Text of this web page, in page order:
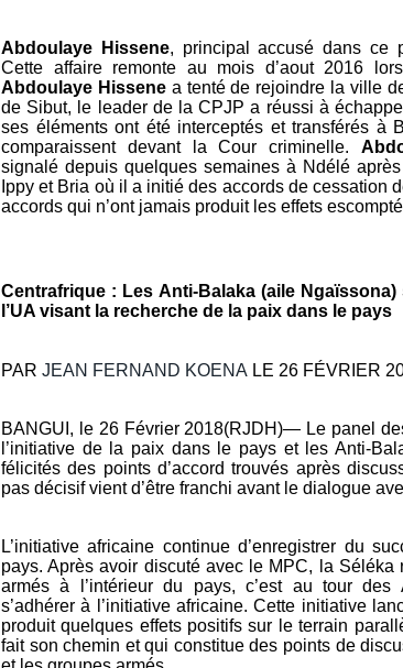
Abdoulaye Hissene, principal accusé dans ce
Cette affaire remonte au mois d’aout 2016
Abdoulaye Hissene a tenté de rejoindre la ville
de Sibut, le leader de la CPJP a réussi à
ses éléments ont été interceptés et transférés à
comparaissent devant la Cour criminelle.
signalé depuis quelques semaines à Ndélé
Ippy et Bria où il a initié des accords de cessation
accords qui n’ont jamais produit les effets
Centrafrique : Les Anti-Balaka (aile
l’UA visant la recherche de la paix dans le pays
PAR JEAN FERNAND KOENA LE 26 FÉVRIER
BANGUI, le 26 Février 2018(RJDH)— Le panel
l’initiative de la paix dans le pays et les Anti-
félicités des points d’accord trouvés après
pas décisif vient d’être franchi avant le dialogue
L’initiative africaine continue d’enregistrer du
pays. Après avoir discuté avec le MPC, la Séléka
armés à l’intérieur du pays, c’est au tour des
s’adhérer à l’initiative africaine. Cette initiative
produit quelques effets positifs sur le terrain
fait son chemin et qui constitue des points de